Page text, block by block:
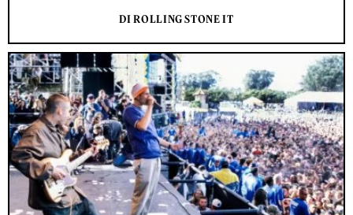
DI ROLLING STONE IT